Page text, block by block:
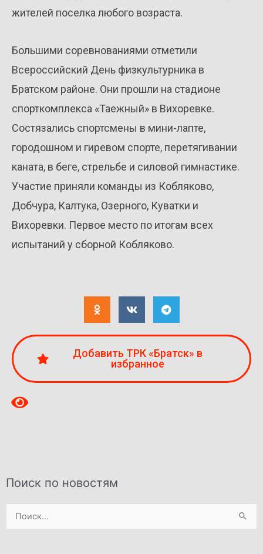
жителей поселка любого возраста.
Большими соревнованиями отметили
Всероссийский День физкультурника в
Братском районе. Они прошли на стадионе
спорткомплекса «Таежный» в Вихоревке.
Состязались спортсмены в мини-лапте,
городошном и гиревом спорте, перетягивании
каната, в беге, стрельбе и силовой гимнастике.
Участие приняли команды из Кобляково,
Добчура, Калтука, Озерного, Куватки и
Вихоревки. Первое место по итогам всех
испытаний у сборной Кобляково.
Добавить ТРК «Братск» в
избранное
Поиск по новостям
Поиск: